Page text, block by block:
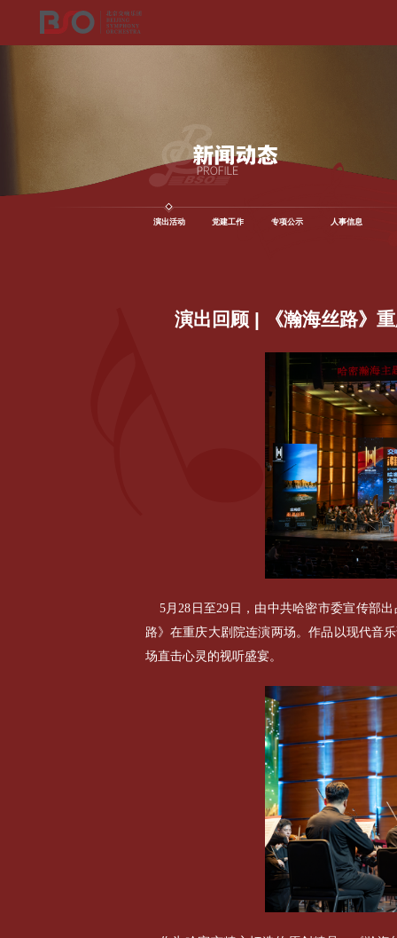
演出活动 党建工作 专项公示 人事信息
演出回顾 | 《瀚海丝路》
5月28日至29日，由中共哈密市委宣传部
路》在重庆大剧院连演两场。作品以现代音
场直击心灵的视听盛宴。